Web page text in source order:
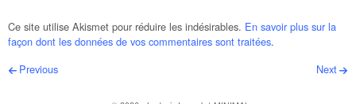
Ce site utilise Akismet pour réduire les indésirables. En savoir plus sur la
façon dont les données de vos commentaires sont traitées.
Post navigation
Previous Next